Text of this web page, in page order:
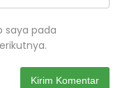
saya pada